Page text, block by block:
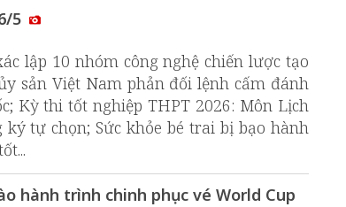
5
lập 10 nhóm công nghệ chiến lược tạo
sản Việt Nam phản đối lệnh cấm đánh
Kỳ thi tốt nghiệp THPT 2026: Môn Lịch
tự chọn; Sức khỏe bé trai bị bạo hành
hành trình chinh phục vé World Cup